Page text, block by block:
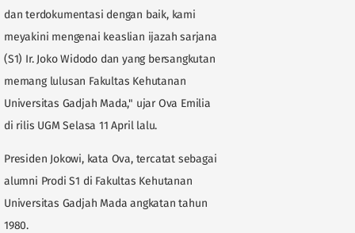
dan terdokumentasi dengan baik, kami
meyakini mengenai keaslian ijazah sarjana
(S1) Ir. Joko Widodo dan yang bersangkutan
memang lulusan Fakultas Kehutanan
Universitas Gadjah Mada," ujar Ova Emilia
di rilis UGM Selasa 11 April lalu.
Presiden Jokowi, kata Ova, tercatat sebagai
alumni Prodi S1 di Fakultas Kehutanan
Universitas Gadjah Mada angkatan tahun
1980.